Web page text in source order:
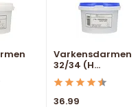
Varkensdarmen
32/34 (H...
36.99